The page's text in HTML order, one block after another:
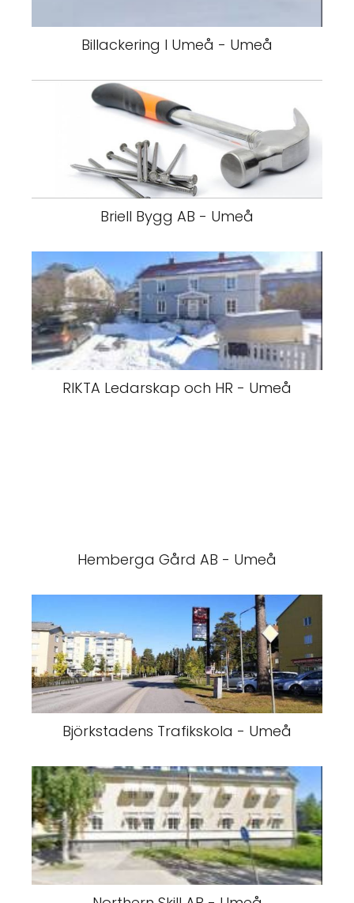
Billackering I Umeå - Umeå
Briell Bygg AB - Umeå
RIKTA Ledarskap och HR - Umeå
Hemberga Gård AB - Umeå
Björkstadens Trafikskola - Umeå